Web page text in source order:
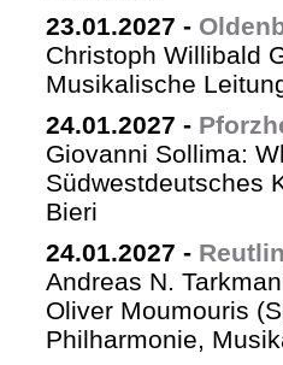
23.01.2027 -
Christoph Willibald
Musikalische
24.01.2027 -
Giovanni Sollima:
Südwestdeutsches
Bieri
24.01.2027 -
Andreas N.
Oliver Moumouris
Philharmonie,